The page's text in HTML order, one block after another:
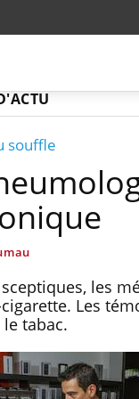
souffle
les
Les
tabac.